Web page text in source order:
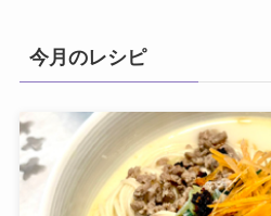
今月のレシピ